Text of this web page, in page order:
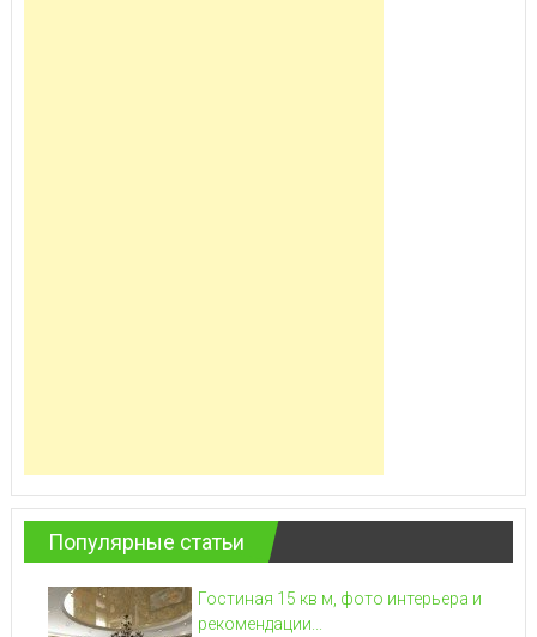
Популярные статьи
Гостиная 15 кв м, фото интерьера и
рекомендации...